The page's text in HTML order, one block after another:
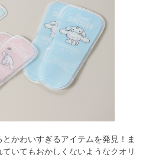
かわいすぎるアイテムを発見！ま
いてもおかしくないようなクオリ